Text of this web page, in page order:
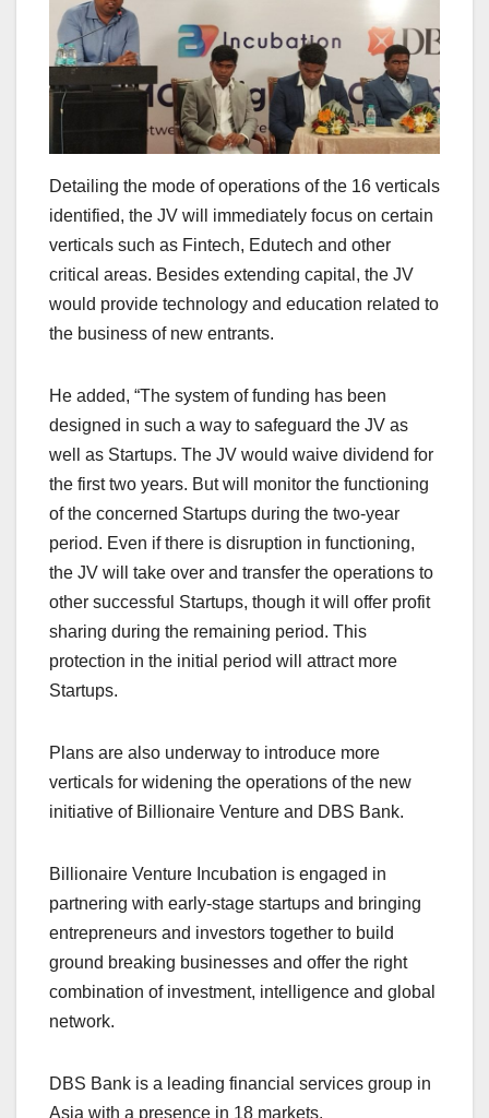
Detailing the mode of operations of the 16 verticals
identified, the JV will immediately focus on certain
verticals such as Fintech, Edutech and other
critical areas. Besides extending capital, the JV
would provide technology and education related to
the business of new entrants.
He added, “The system of funding has been
designed in such a way to safeguard the JV as
well as Startups. The JV would waive dividend for
the first two years. But will monitor the functioning
of the concerned Startups during the two-year
period. Even if there is disruption in functioning,
the JV will take over and transfer the operations to
other successful Startups, though it will offer profit
sharing during the remaining period. This
protection in the initial period will attract more
Startups.
Plans are also underway to introduce more
verticals for widening the operations of the new
initiative of Billionaire Venture and DBS Bank.
Billionaire Venture Incubation is engaged in
partnering with early-stage startups and bringing
entrepreneurs and investors together to build
ground breaking businesses and offer the right
combination of investment, intelligence and global
network.
DBS Bank is a leading financial services group in
Asia with a presence in 18 markets.